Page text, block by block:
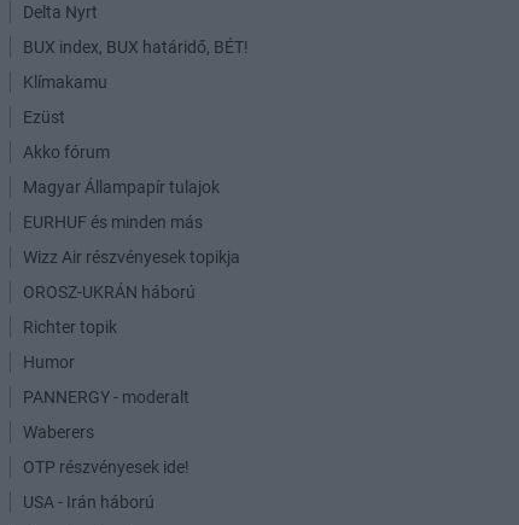
Delta Nyrt
BUX index, BUX határidő, BÉT!
Klímakamu
Ezüst
Akko fórum
Magyar Állampapír tulajok
EURHUF és minden más
Wizz Air részvényesek topikja
OROSZ-UKRÁN háború
Richter topik
Humor
PANNERGY - moderalt
Waberers
OTP részvényesek ide!
USA - Irán háború